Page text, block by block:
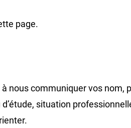
page.
nous communiquer vos nom,
situation